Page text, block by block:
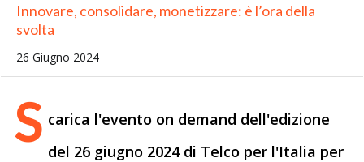
Innovare, consolidare, monetizzare: è l’ora della
svolta
26 Giugno 2024
S carica l'evento on demand dell'edizione
del 26 giugno 2024 di Telco per l'Italia per